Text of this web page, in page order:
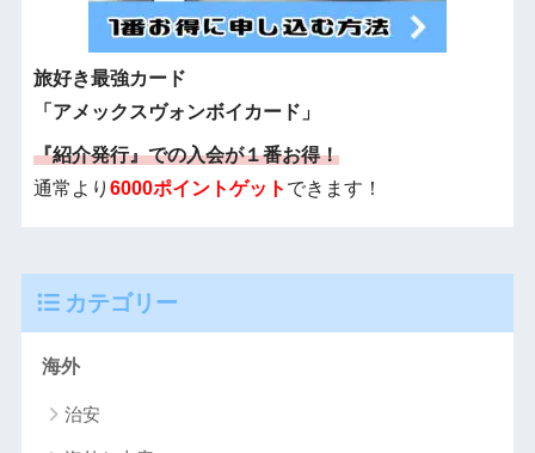
旅好き最強カード
「アメックスヴォンボイカード」
『紹介発行』での入会が１番お得！
通常より 6000ポイントゲット できます！
カテゴリー
海外
治安